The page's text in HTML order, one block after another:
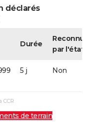
déclarés
Durée
par l'état
5 j Non
CCR
de terrain